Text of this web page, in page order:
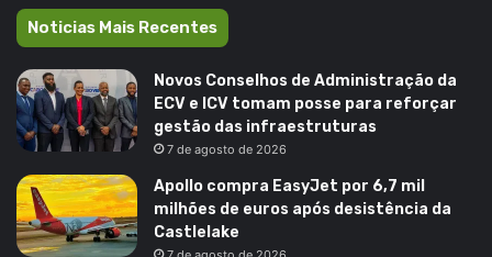
Noticias Mais Recentes
Novos Conselhos de Administração da
ECV e ICV tomam posse para reforçar
gestão das infraestruturas
7 de agosto de 2026
Apollo compra EasyJet por 6,7 mil
milhões de euros após desistência da
Castlelake